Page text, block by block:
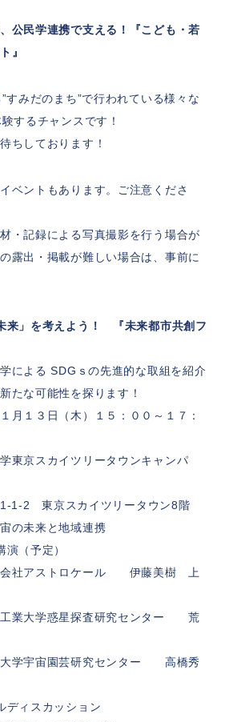
公民学連携で支える！『こども・若
』
すみだのまち”で行われている様々な
するチャンスです！
ちしております！
ベントもあります。ご注意くださ
・記録による写真撮影を行う場合が
露出・掲載が難しい場合は、事前に
来」を考えよう！ 『未来都市共創フ
による SDGｓの先進的な取組を紹介
たな可能性を探ります！
月１３日（木）１５：００～１７：
東京スカイツリータウンキャンパ
京スカイツリータウン8階
の未来と地域連携
予定）
ロケール 伊藤美樹 上
星探査研究センター 荒
芸研究センター 高橋秀
スカッション